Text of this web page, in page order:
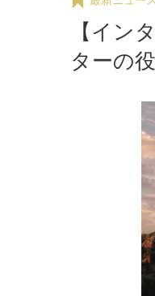
【イン
ターの